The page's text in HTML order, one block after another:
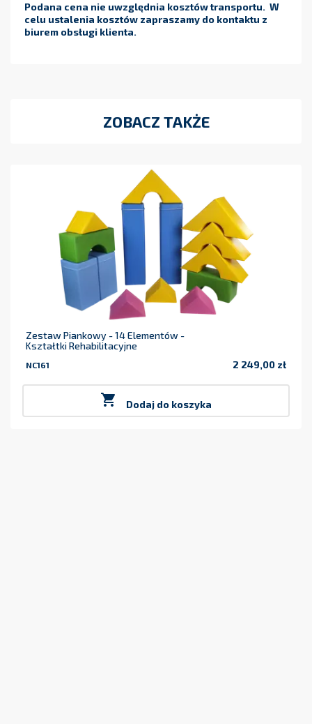
Podana cena nie uwzględnia kosztów transportu. W
celu ustalenia kosztów zapraszamy do kontaktu z
biurem obsługi klienta.
ZOBACZ TAKŻE
Zestaw Piankowy - 14 Elementów -
Kształtki Rehabilitacyjne
NC161 2 249,00 zł
 Dodaj do koszyka